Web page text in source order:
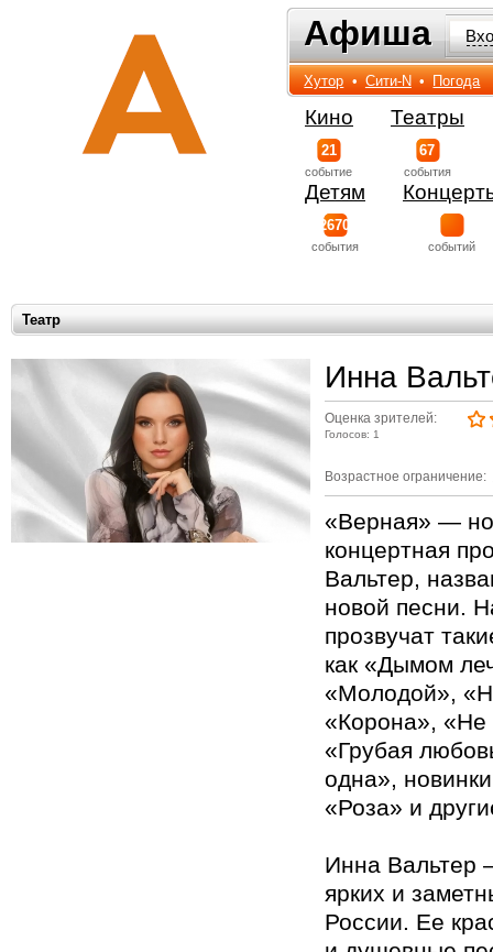
Афиша
Афиша
Хутор • Сити-N • Погода
Кино
21
событиe
Театры
67
события
Детям
2670
события событий
Театр
Инна
Оценка зрителей:
Голосов: 1
Возрастное ограничение:
«Верная» —
концертная
Вальтер,
новой песни.
прозвучат
как «Дымом
«Молодой»,
«Корона», «Не
«Грубая
одна»,
«Роза» и
Инна Вальтер
ярких и
России. Ее